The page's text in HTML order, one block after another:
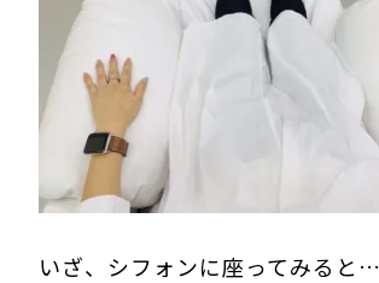
いざ、シフォンに座ってみると…